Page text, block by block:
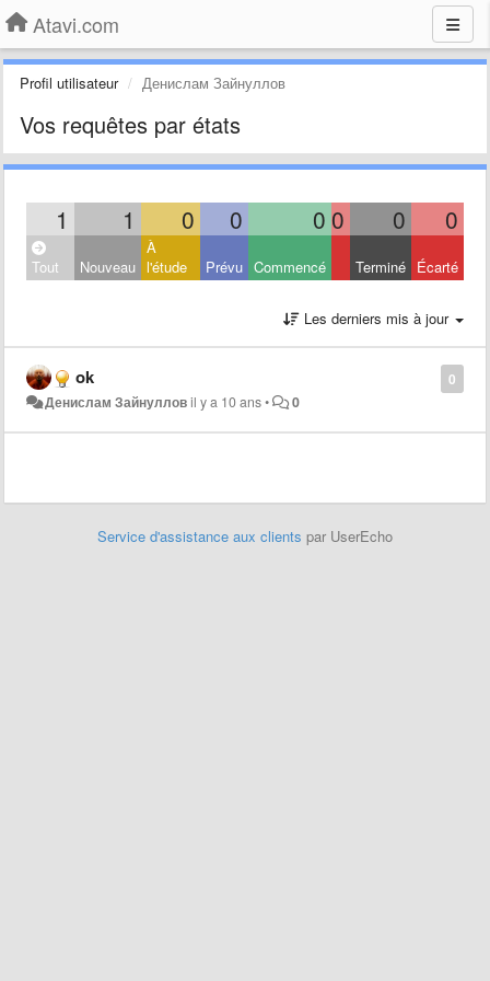
Atavi.com
Profil utilisateur Денислам Зайнуллов
Vos requêtes par états
1 1 0 0 0 0 0 0
Tout Nouveau
À
l'étude
Prévu Commencé Terminé Écarté
Les derniers mis à jour
0
ok
Денислам Зайнулловil y a 10 ans• 0
Service d'assistance aux clients par UserEcho